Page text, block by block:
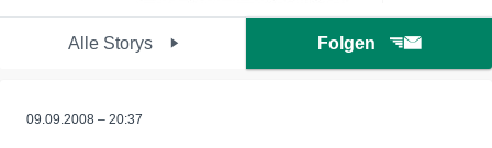
Alle Storys Folgen
09.09.2008 – 20:37